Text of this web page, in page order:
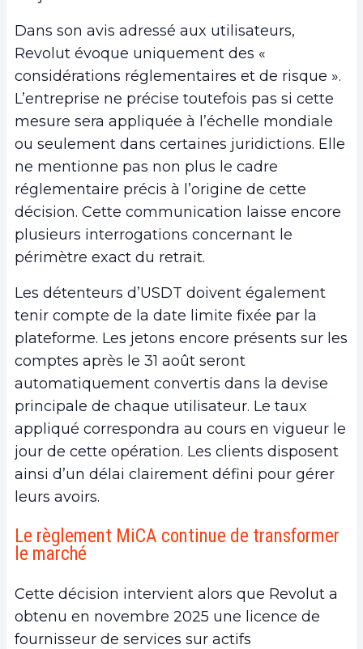
Dans son avis adressé aux utilisateurs,
Revolut évoque uniquement des «
considérations réglementaires et de risque ».
L’entreprise ne précise toutefois pas si cette
mesure sera appliquée à l’échelle mondiale
ou seulement dans certaines juridictions. Elle
ne mentionne pas non plus le cadre
réglementaire précis à l’origine de cette
décision. Cette communication laisse encore
plusieurs interrogations concernant le
périmètre exact du retrait.
Les détenteurs d’USDT doivent également
tenir compte de la date limite fixée par la
plateforme. Les jetons encore présents sur les
comptes après le 31 août seront
automatiquement convertis dans la devise
principale de chaque utilisateur. Le taux
appliqué correspondra au cours en vigueur le
jour de cette opération. Les clients disposent
ainsi d’un délai clairement défini pour gérer
leurs avoirs.
Le règlement MiCA continue de transformer
le marché
Cette décision intervient alors que Revolut a
obtenu en novembre 2025 une licence de
fournisseur de services sur actifs